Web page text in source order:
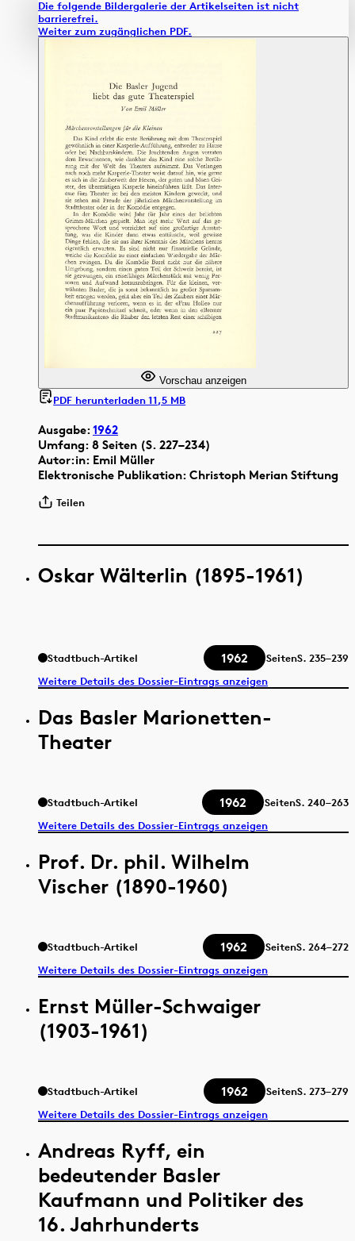
Ausgabe:1962
Umfang: 8 Seiten (S. 227–234)
Autor:in: Emil Müller
Elektronische Publikation: Christoph Merian Stiftung
Teilen
Die folgende Bildergalerie der Artikelseiten ist nicht
barrierefrei.
Weiter zum zugänglichen PDF.
Vorschau anzeigen
PDF herunterladen 11,5 MB
Oskar Wälterlin (1895-1961)
Stadtbuch-Artikel 1962 SeitenS. 235–239
Weitere Details des Dossier-Eintrags anzeigen
Das Basler Marionetten-
Theater
Stadtbuch-Artikel 1962 SeitenS. 240–263
Weitere Details des Dossier-Eintrags anzeigen
Prof. Dr. phil. Wilhelm
Vischer (1890-1960)
Stadtbuch-Artikel 1962 SeitenS. 264–272
Weitere Details des Dossier-Eintrags anzeigen
Ernst Müller-Schwaiger
(1903-1961)
Stadtbuch-Artikel 1962 SeitenS. 273–279
Weitere Details des Dossier-Eintrags anzeigen
Andreas Ryff, ein
bedeutender Basler
Kaufmann und Politiker des
16. Jahrhunderts